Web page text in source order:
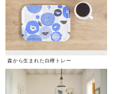
森から生まれた白樺トレー